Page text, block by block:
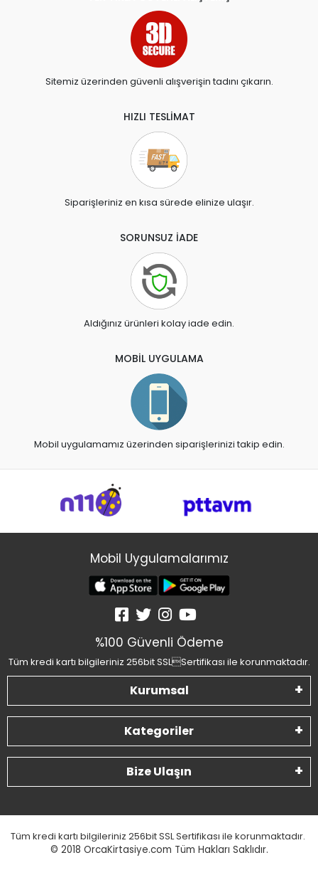
Sitemiz üzerinden güvenli alışverişin tadını çıkarın.
HIZLI TESLİMAT
Siparişleriniz en kısa sürede elinize ulaşır.
SORUNSUZ İADE
Aldığınız ürünleri kolay iade edin.
MOBİL UYGULAMA
Mobil uygulamamız üzerinden siparişlerinizi takip edin.
Mobil Uygulamalarımız
%100 Güvenli Ödeme
Tüm kredi kartı bilgileriniz 256bit SSLSertifikası ile korunmaktadır.
Kurumsal
Kategoriler
Bize Ulaşın
Tüm kredi kartı bilgileriniz 256bit SSL Sertifikası ile korunmaktadır.
© 2018 OrcaKirtasiye.com Tüm Hakları Saklıdır.